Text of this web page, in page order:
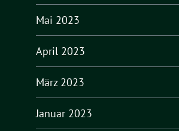
Mai 2023
April 2023
März 2023
Januar 2023